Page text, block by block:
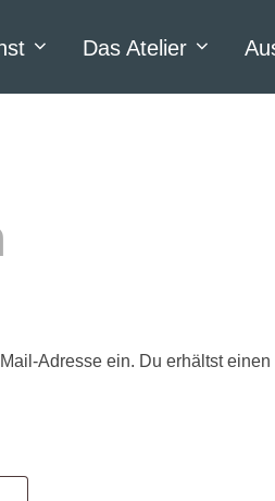
Das Atelier
Adresse ein. Du erhältst